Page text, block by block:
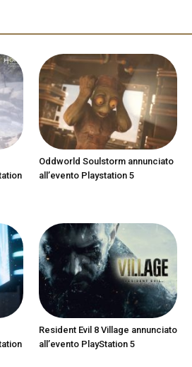
Oddworld Soulstorm annunciato
all’evento Playstation 5
Resident Evil 8 Village annunciato
all’evento PlayStation 5